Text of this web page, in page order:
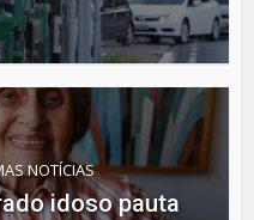
NOTÍCIAS
idoso pauta